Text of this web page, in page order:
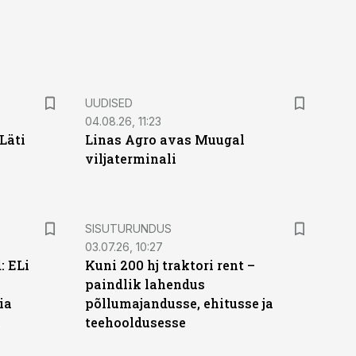
UUDISED
04.08.26, 11:23
Linas Agro avas Muugal
viljaterminali
ELi
ST
SISUTURUNDUS
03.07.26, 10:27
Kuni 200 hj traktori rent –
paindlik lahendus
põllumajandusse, ehitusse ja
teehooldusesse